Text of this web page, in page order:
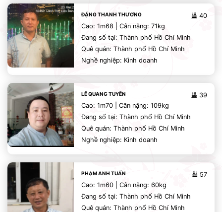
40
ĐẶNG THANH THƯƠNG
Cao: 1m68 | Cân nặng: 71kg
Đang số tại: Thành phố Hồ Chí Minh
Quê quán: Thành phố Hồ Chí Minh
Nghề nghiệp: Kinh doanh
39
LÊ QUANG TUYÊN
Cao: 1m70 | Cân nặng: 109kg
Đang số tại: Thành phố Hồ Chí Minh
Quê quán: Thành phố Hồ Chí Minh
Nghề nghiệp: Kinh doanh
57
PHẠM ANH TUẤN
Cao: 1m60 | Cân nặng: 60kg
Đang số tại: Thành phố Hồ Chí Minh
Quê quán: Thành phố Hồ Chí Minh